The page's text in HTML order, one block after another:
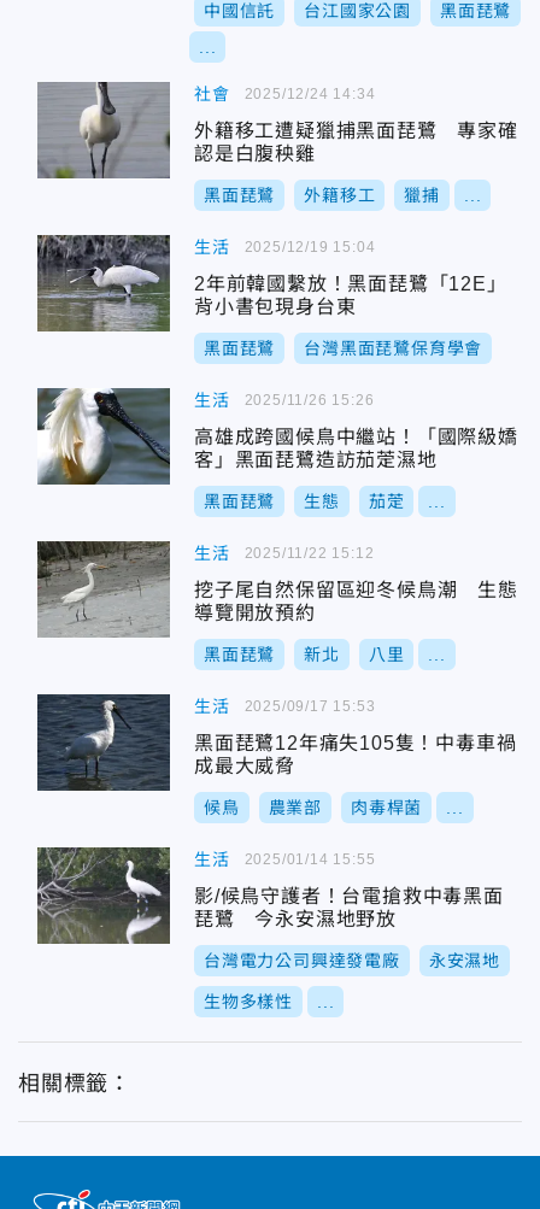
中國信託 台江國家公園 黑面琵鷺
社會
外籍移工遭疑獵捕黑面琵鷺 專家確
認是白腹秧雞
黑面琵鷺 外籍移工 獵捕
2025/12/24 14:34
生活
2年前韓國繫放！黑面琵鷺「12E」
背小書包現身台東
黑面琵鷺 台灣黑面琵鷺保育學會
2025/12/19 15:04
生活
高雄成跨國候鳥中繼站！「國際級嬌
客」黑面琵鷺造訪茄萣濕地
黑面琵鷺 生態 茄萣
2025/11/26 15:26
生活
挖子尾自然保留區迎冬候鳥潮 生態
導覽開放預約
黑面琵鷺 新北 八里
2025/11/22 15:12
生活
黑面琵鷺12年痛失105隻！中毒車禍
成最大威脅
候鳥 農業部 肉毒桿菌
2025/09/17 15:53
生活
影/候鳥守護者！台電搶救中毒黑面
琵鷺 今永安濕地野放
台灣電力公司興達發電廠 永安濕地
生物多樣性
2025/01/14 15:55
相關標籤：